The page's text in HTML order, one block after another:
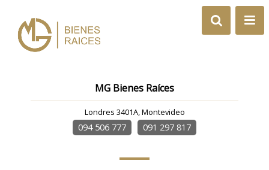
MG Bienes Raíces
Londres 3401A, Montevideo
094 506 777 091 297 817